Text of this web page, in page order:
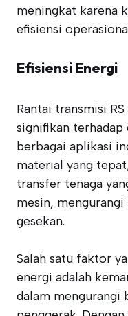
meningkat karena
efisiensi
Efisiensi Energi
Rantai transmisi
signifikan terhadap
berbagai aplikasi
material yang
transfer tenaga
mesin,
gesekan.
Salah satu faktor
energi adalah
dalam mengurangi